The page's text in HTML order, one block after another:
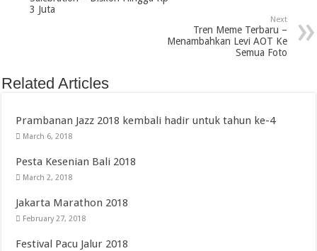
3 Juta
Next
Tren Meme Terbaru –
Menambahkan Levi AOT Ke
Semua Foto
Related Articles
Prambanan Jazz 2018 kembali hadir untuk tahun ke-4
March 6, 2018
Pesta Kesenian Bali 2018
March 2, 2018
Jakarta Marathon 2018
February 27, 2018
Festival Pacu Jalur 2018